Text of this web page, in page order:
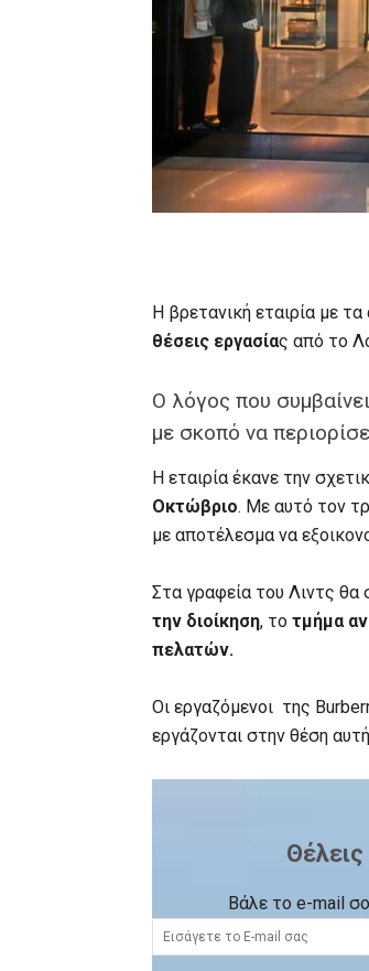
Η βρετανική εταιρία με
θέσεις εργασίας από το
Ο λόγος που
με σκοπό να
Η εταιρία έκανε την
Οκτώβριο. Με αυτό τον
με αποτέλεσμα να
Στα γραφεία του Λιντς θα
την διοίκηση, το τμήμα
πελατών.
Οι εργαζόμενοι της
εργάζονται στην θέση
Βάλε το e-mail